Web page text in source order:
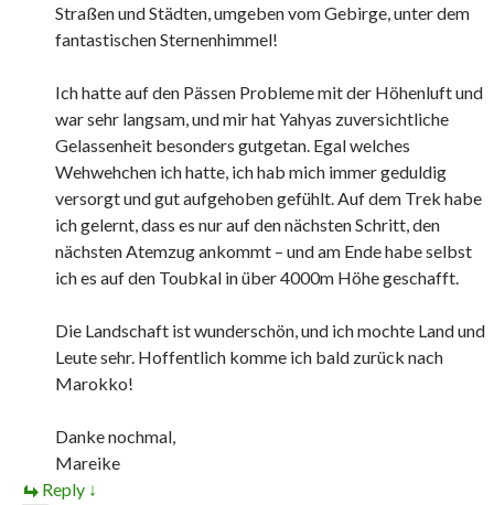
Straßen und Städten, umgeben vom Gebirge, unter dem
fantastischen Sternenhimmel!
Ich hatte auf den Pässen Probleme mit der Höhenluft und
war sehr langsam, und mir hat Yahyas zuversichtliche
Gelassenheit besonders gutgetan. Egal welches
Wehwehchen ich hatte, ich hab mich immer geduldig
versorgt und gut aufgehoben gefühlt. Auf dem Trek habe
ich gelernt, dass es nur auf den nächsten Schritt, den
nächsten Atemzug ankommt – und am Ende habe selbst
ich es auf den Toubkal in über 4000m Höhe geschafft.
Die Landschaft ist wunderschön, und ich mochte Land und
Leute sehr. Hoffentlich komme ich bald zurück nach
Marokko!
Danke nochmal,
Mareike
Reply ↓